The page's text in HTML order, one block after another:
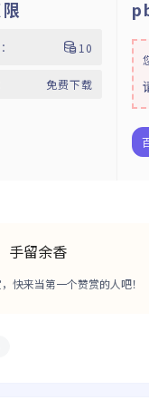
10
免费下载
手留余香
快来当第一个赞赏的人吧！